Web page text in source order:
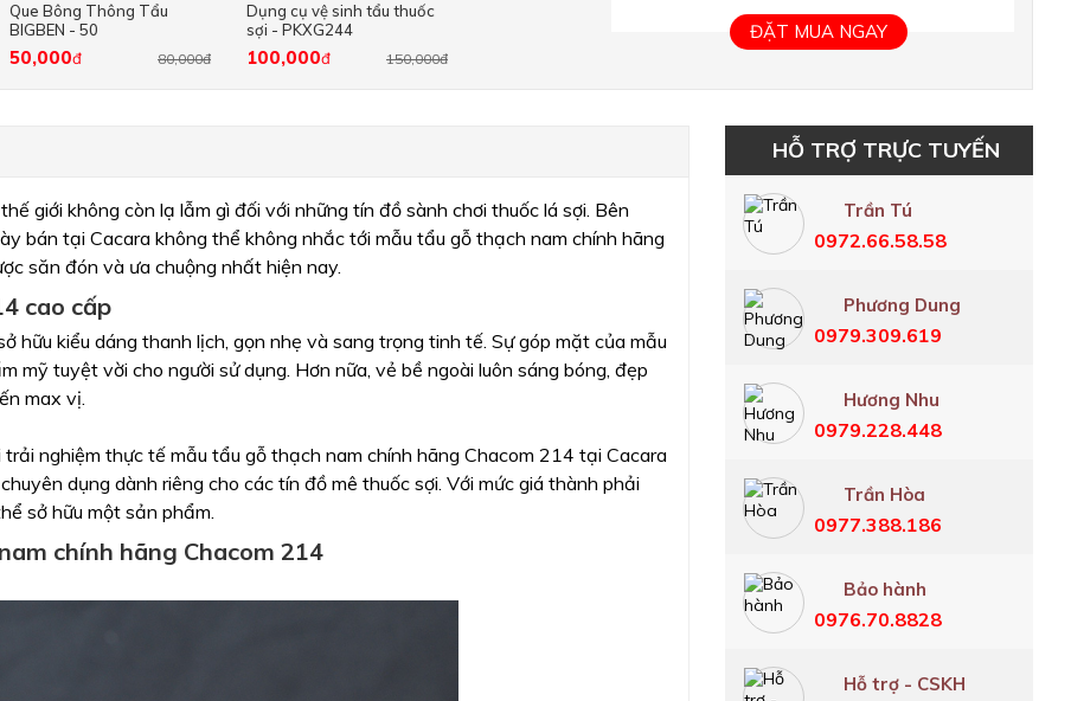
Que Bông Thông Tẩu
BIGBEN - 50
80,000đ
50,000đ
Dụng cụ vệ sinh tẩu thuốc
sợi - PKXG244
150,000đ
100,000đ
ĐẶT MUA NGAY
giới không còn lạ lẫm gì đối với những tín đồ sành chơi thuốc lá sợi. Bên
bán tại Cacara không thể không nhắc tới mẫu tẩu gỗ thạch nam chính hãng
săn đón và ưa chuộng nhất hiện nay.
cao cấp
hữu kiểu dáng thanh lịch, gọn nhẹ và sang trọng tinh tế. Sự góp mặt của mẫu
mỹ tuyệt vời cho người sử dụng. Hơn nữa, vẻ bề ngoài luôn sáng bóng, đẹp
max vị.
nghiệm thực tế mẫu tẩu gỗ thạch nam chính hãng Chacom 214 tại Cacara
dụng dành riêng cho các tín đồ mê thuốc sợi. Với mức giá thành phải
sở hữu một sản phẩm.
chính hãng Chacom 214
HỖ TRỢ TRỰC TUYẾN
Trần Tú
0972.66.58.58
Phương Dung
0979.309.619
Hương Nhu
0979.228.448
Trần Hòa
0977.388.186
Bảo hành
0976.70.8828
Hỗ trợ - CSKH